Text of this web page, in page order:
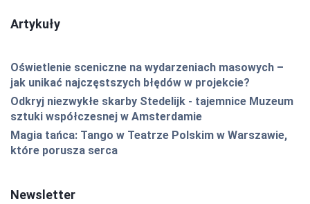
Artykuły
Oświetlenie sceniczne na wydarzeniach masowych –
jak unikać najczęstszych błędów w projekcie?
Odkryj niezwykłe skarby Stedelijk - tajemnice Muzeum
sztuki współczesnej w Amsterdamie
Magia tańca: Tango w Teatrze Polskim w Warszawie,
które porusza serca
Newsletter